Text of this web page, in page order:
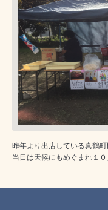
昨年より出店している真鶴
当日は天候にもめぐまれ１